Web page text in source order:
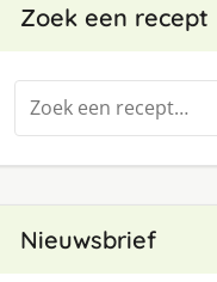
Zoek een recept
Zoeken
naar:
Nieuwsbrief